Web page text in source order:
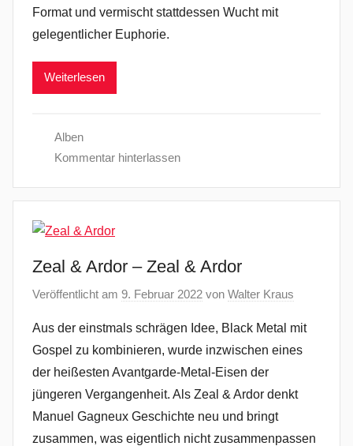
Format und vermischt stattdessen Wucht mit
gelegentlicher Euphorie.
Weiterlesen
Alben
Kommentar hinterlassen
Zeal & Ardor – Zeal & Ardor
Veröffentlicht am 9. Februar 2022 von Walter Kraus
Aus der einstmals schrägen Idee, Black Metal mit
Gospel zu kombinieren, wurde inzwischen eines
der heißesten Avantgarde-Metal-Eisen der
jüngeren Vergangenheit. Als Zeal & Ardor denkt
Manuel Gagneux Geschichte neu und bringt
zusammen, was eigentlich nicht zusammenpassen